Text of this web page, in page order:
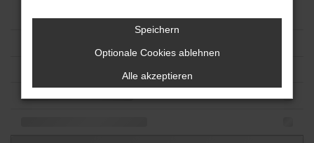
Speichern
Optionale Cookies ablehnen
Alle akzeptieren